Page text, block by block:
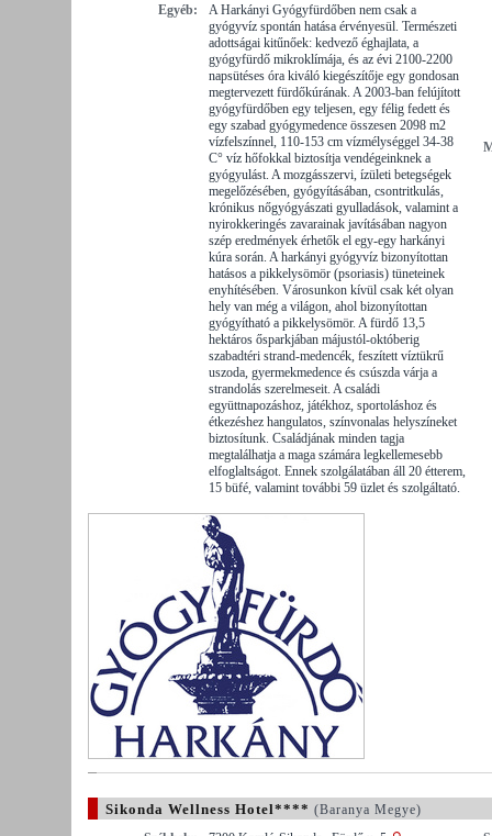
Egyéb:
A Harkányi Gyógyfürdőben nem csak a
gyógyvíz spontán hatása érvényesül. Természeti
adottságai kitűnőek: kedvező éghajlata, a
gyógyfürdő mikroklímája, és az évi 2100-2200
napsütéses óra kiváló kiegészítője egy gondosan
megtervezett fürdőkúrának. A 2003-ban felújított
gyógyfürdőben egy teljesen, egy félig fedett és
egy szabad gyógymedence összesen 2098 m2
vízfelszínnel, 110-153 cm vízmélységgel 34-38
C° víz hőfokkal biztosítja vendégeinknek a
gyógyulást. A mozgásszervi, ízületi betegségek
megelőzésében, gyógyításában, csontritkulás,
krónikus nőgyógyászati gyulladások, valamint a
nyirokkeringés zavarainak javításában nagyon
szép eredmények érhetők el egy-egy harkányi
kúra során. A harkányi gyógyvíz bizonyítottan
hatásos a pikkelysömör (psoriasis) tüneteinek
enyhítésében. Városunkon kívül csak két olyan
hely van még a világon, ahol bizonyítottan
gyógyítható a pikkelysömör. A fürdő 13,5
hektáros ősparkjában májustól-októberig
szabadtéri strand-medencék, feszített víztükrű
uszoda, gyermekmedence és csúszda várja a
strandolás szerelmeseit. A családi
együttnapozáshoz, játékhoz, sportoláshoz és
étkezéshez hangulatos, színvonalas helyszíneket
biztosítunk. Családjának minden tagja
megtalálhatja a maga számára legkellemesebb
elfoglaltságot. Ennek szolgálatában áll 20 étterem,
15 büfé, valamint további 59 üzlet és szolgáltató.
Sikonda Wellness Hotel**** (Baranya Megye)